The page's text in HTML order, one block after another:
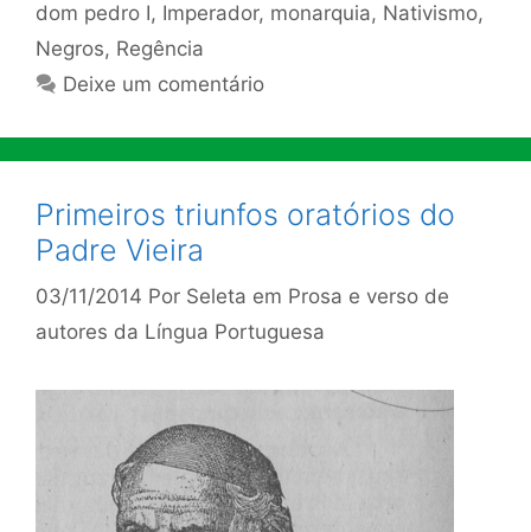
dom pedro I, Imperador, monarquia, Nativismo,
Negros, Regência
Deixe um comentário
Primeiros triunfos oratórios do
Padre Vieira
03/11/2014 Por Seleta em Prosa e verso de
autores da Língua Portuguesa